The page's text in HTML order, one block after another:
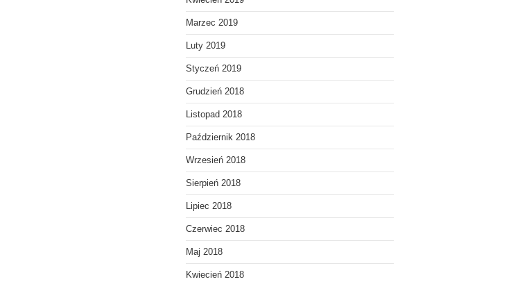
Marzec 2019
Luty 2019
Styczeń 2019
Grudzień 2018
Listopad 2018
Październik 2018
Wrzesień 2018
Sierpień 2018
Lipiec 2018
Czerwiec 2018
Maj 2018
Kwiecień 2018